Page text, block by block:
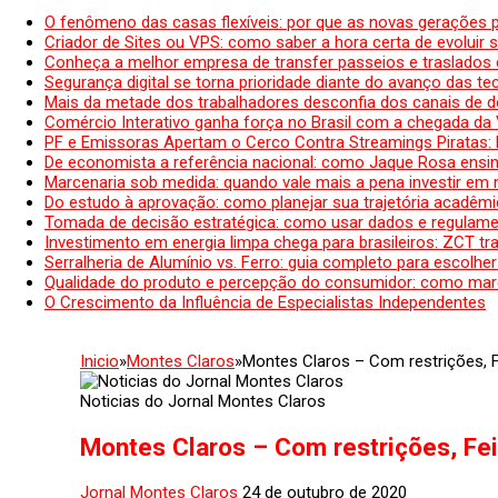
O fenômeno das casas flexíveis: por que as novas gerações
Criador de Sites ou VPS: como saber a hora certa de evoluir
Conheça a melhor empresa de transfer passeios e traslados
Segurança digital se torna prioridade diante do avanço das
Mais da metade dos trabalhadores desconfia dos canais de
Comércio Interativo ganha força no Brasil com a chegada da
PF e Emissoras Apertam o Cerco Contra Streamings Piratas:
De economista a referência nacional: como Jaque Rosa
Marcenaria sob medida: quando vale mais a pena investir
Do estudo à aprovação: como planejar sua trajetória
Tomada de decisão estratégica: como usar dados e
Investimento em energia limpa chega para brasileiros: ZCT
Serralheria de Alumínio vs. Ferro: guia completo para
Qualidade do produto e percepção do consumidor: como
O Crescimento da Influência de Especialistas Independentes
Inicio»Montes Claros»Montes Claros – Com restrições,
Noticias do Jornal Montes Claros
Montes Claros – Com restrições,
Jornal Montes Claros 24 de outubro de 2020